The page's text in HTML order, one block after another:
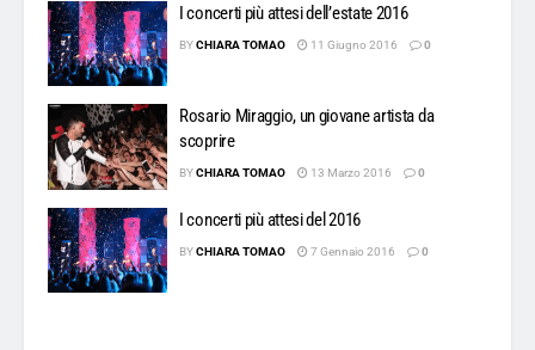
I concerti più attesi dell’estate 2016
BYCHIARA TOMAO 11 Giugno 2016 0
Rosario Miraggio, un giovane artista da
scoprire
BYCHIARA TOMAO 13 Marzo 2016 0
I concerti più attesi del 2016
BYCHIARA TOMAO 7 Gennaio 2016 0